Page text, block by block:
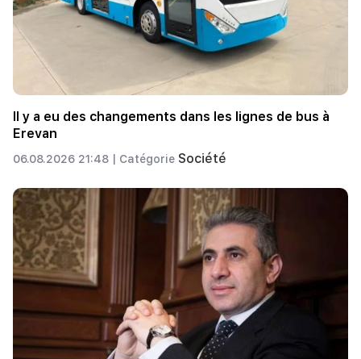
Il y a eu des changements dans les lignes de bus à
Erevan
06.08.2026 21:48 | Catégorie Société